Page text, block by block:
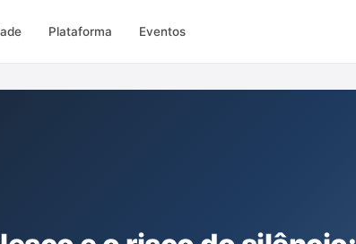
Plataforma Eventos